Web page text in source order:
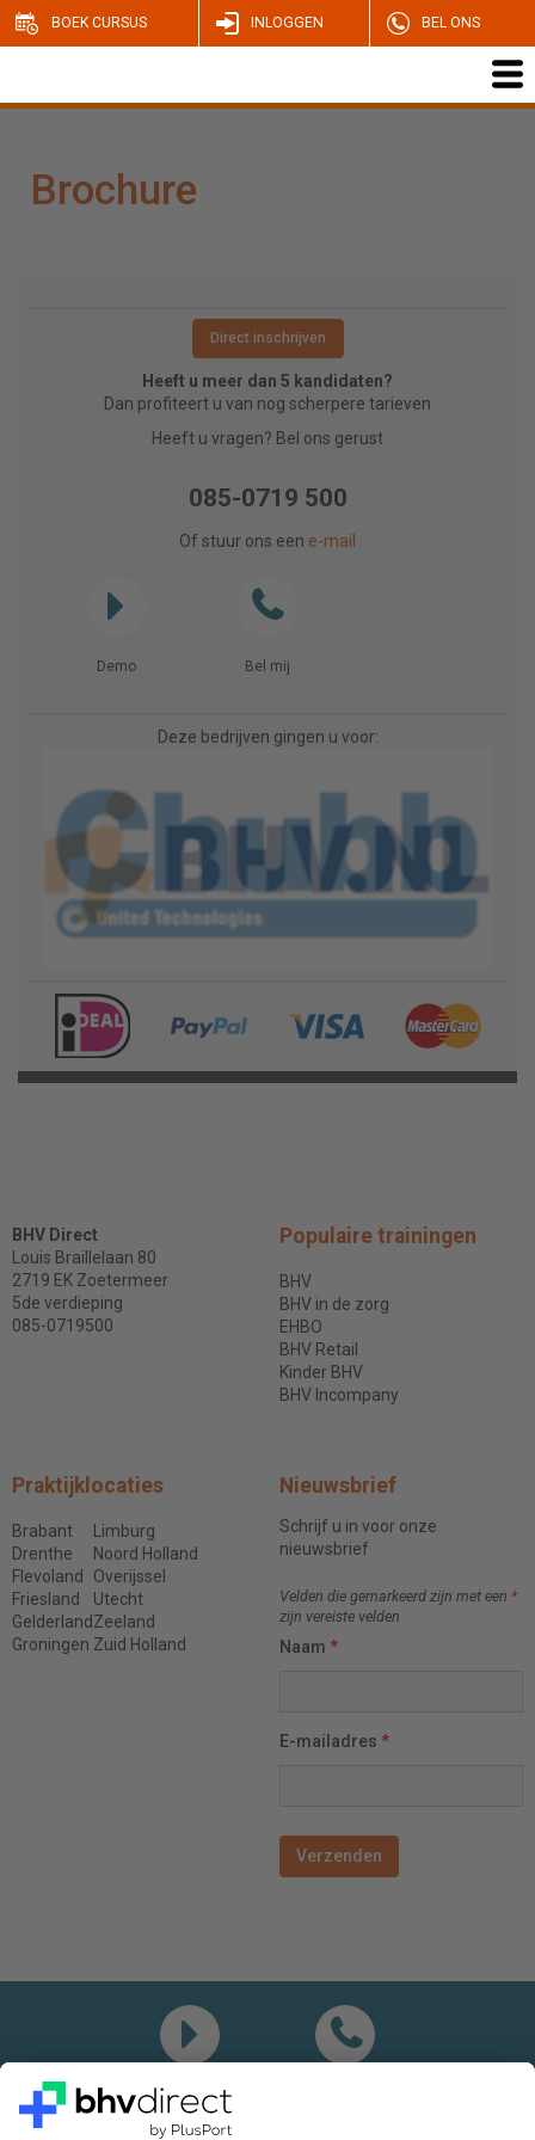
BOEK CURSUS INLOGGEN BEL ONS
Brochure
Direct inschrijven
Heeft u meer dan 5 kandidaten?
Dan profiteert u van nog scherpere tarieven
Heeft u vragen? Bel ons gerust
085-0719 500
Of stuur ons een e-mail
Demo Bel mij
Deze bedrijven gingen u voor:
BHV Direct
Louis Braillelaan 80
2719 EK Zoetermeer
5de verdieping
085-0719500
Populaire trainingen
BHV
BHV in de zorg
EHBO
BHV Retail
Kinder BHV
BHV Incompany
Praktijklocaties
Brabant
Drenthe
Flevoland
Friesland
Gelderland
Groningen
Limburg
Noord Holland
Overijssel
Utecht
Zeeland
Zuid Holland
Nieuwsbrief
Schrijf u in voor onze
nieuwsbrief
Velden die gemarkeerd zijn met een *
zijn vereiste velden
Naam *
E-mailadres *
Demo